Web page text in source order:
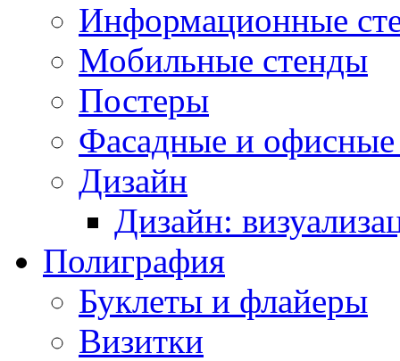
Информационные
Мобильные стенды
Постеры
Фасадные и
Дизайн
Дизайн:
Полиграфия
Буклеты и флайеры
Визитки